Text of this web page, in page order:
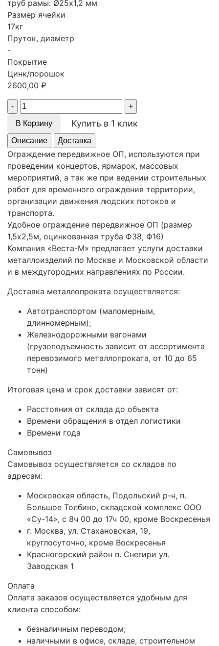
труб рамы: Ø25х1,2 мм
Размер ячейки
17кг
Пруток, диаметр
-
Покрытие
Цинк/порошок
2600,00 ₽
Quantity
В Корзину Купить в 1 клик
Описание Доставка
Ограждение передвижное ОП, используются при
проведении концертов, ярмарок, массовых
мероприятий, а так же при ведении строительных
работ для временного ограждения территории,
организации движения людских потоков и
транспорта.
Удобное ограждение передвижное ОП (размер
1,5х2,5м, оцинкованная труба Ф38, Ф16)
Компания «Веста-М» предлагает услуги доставки
металлоизделий по Москве и Московской области
и в междугородних направлениях по России.
Доставка металлопроката осуществляется:
Автотранспортом (маломерным,
длинномерным);
Железнодорожными вагонами
(грузоподъемность зависит от ассортимента
перевозимого металлопроката, от 10 до 65
тонн)
Итоговая цена и срок доставки зависят от:
Расстояния от склада до объекта
Времени обращения в отдел логистики
Времени года
Самовывоз
Самовывоз осуществляется со складов по
адресам:
Московская область, Подольский р-н, п.
Большое Толбино, складской комплекс ООО
«Су-14», с 8ч 00 до 17ч 00, кроме Воскресенья
г. Москва, ул. Стахановская, 19,
круглосуточно, кроме Воскресенья
Красногорский район п. Снегири ул.
Заводская 1
Оплата
Оплата заказов осуществляется удобным для
клиента способом:
безналичным переводом;
наличными в офисе, складе, строительном